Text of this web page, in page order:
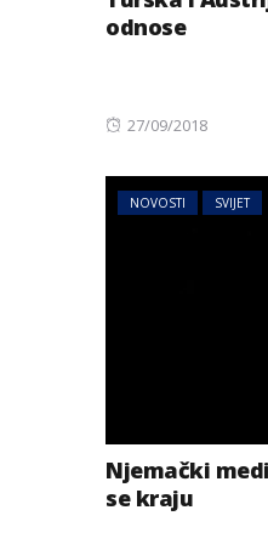
odnose
Posted
27/09/2018
NOVOSTI SVIJET
Njemački
se kraju